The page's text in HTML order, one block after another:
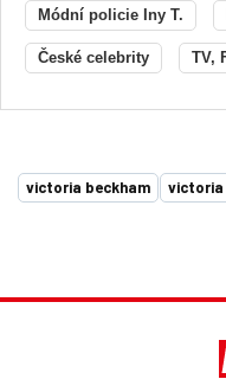
Módní policie Iny T.
České celebrity TV,
victoria beckham victoria